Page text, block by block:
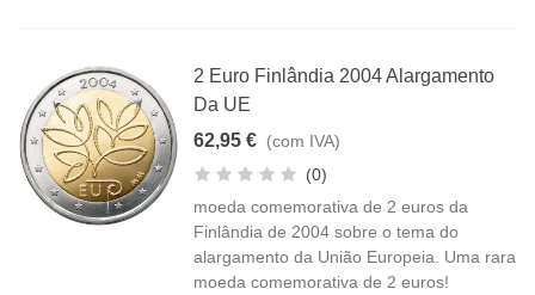
2 Euro Finlândia 2004 Alargamento
Da UE
62,95 € (com IVA)
(0)
moeda comemorativa de 2 euros da
Finlândia de 2004 sobre o tema do
alargamento da União Europeia. Uma rara
moeda comemorativa de 2 euros!